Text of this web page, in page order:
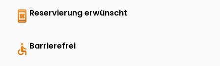
book_online Reservierung erwünscht
accessible Barrierefrei